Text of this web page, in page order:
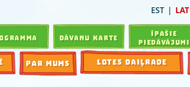
EST LAT
DĀVANU KARTE
ĪPAŠIE
PIEDĀVĀJUMI
PAR MUMS LOTES DAIĻRADE